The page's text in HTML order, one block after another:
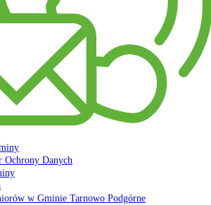
Ochrony Danych
w Gminie Tarnowo Podgórne